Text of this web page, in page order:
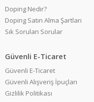
Doping Nedir?
Doping Satın Alma Şartları
Sık Sorulan Sorular
Güvenli E-Ticaret
Güvenli E-Ticaret
Güvenli Alışveriş İpuçları
Gizlilik Politikası